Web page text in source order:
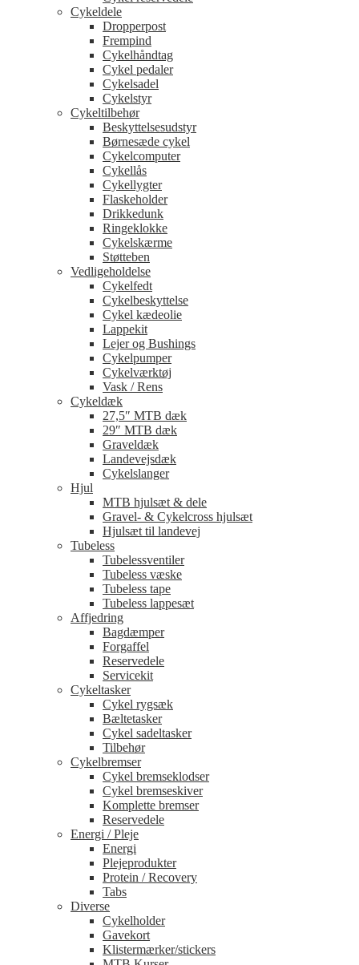
Cykeldele
Dropperpost
Frempind
Cykelhåndtag
Cykel pedaler
Cykelsadel
Cykelstyr
Cykeltilbehør
Beskyttelsesudstyr
Børnesæde cykel
Cykelcomputer
Cykellås
Cykellygter
Flaskeholder
Drikkedunk
Ringeklokke
Cykelskærme
Støtteben
Vedligeholdelse
Cykelfedt
Cykelbeskyttelse
Cykel kædeolie
Lappekit
Lejer og Bushings
Cykelpumper
Cykelværktøj
Vask / Rens
Cykeldæk
27,5″ MTB dæk
29″ MTB dæk
Graveldæk
Landevejsdæk
Cykelslanger
Hjul
MTB hjulsæt & dele
Gravel- & Cykelcross hjulsæt
Hjulsæt til landevej
Tubeless
Tubelessventiler
Tubeless væske
Tubeless tape
Tubeless lappesæt
Affjedring
Bagdæmper
Forgaffel
Reservedele
Servicekit
Cykeltasker
Cykel rygsæk
Bæltetasker
Cykel sadeltasker
Tilbehør
Cykelbremser
Cykel bremseklodser
Cykel bremseskiver
Komplette bremser
Reservedele
Energi / Pleje
Energi
Plejeprodukter
Protein / Recovery
Tabs
Diverse
Cykelholder
Gavekort
Klistermærker/stickers